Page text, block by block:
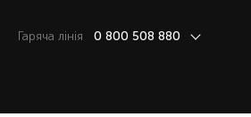
Гаряча лiнiя 0 800 508 880